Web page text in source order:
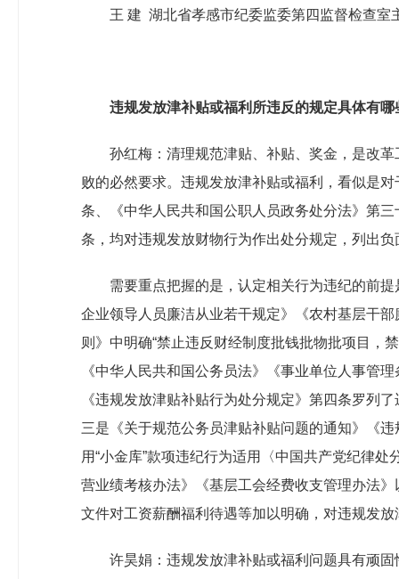
王 建 湖北省孝感市纪委监委第四监督检查室
违规发放津补贴或福利所违反的规定具体有
孙红梅：清理规范津贴、补贴、奖金，是改
败的必然要求。违规发放津补贴或福利，看似是
条、《中华人民共和国公职人员政务处分法》第
条，均对违规发放财物行为作出处分规定，列出负
需要重点把握的是，认定相关行为违纪的前
企业领导人员廉洁从业若干规定》《农村基层干
则》中明确“禁止违反财经制度批钱批物批项目，
《中华人民共和国公务员法》《事业单位人事管
《违规发放津贴补贴行为处分规定》第四条罗列
三是《关于规范公务员津贴补贴问题的通知》《
用“小金库”款项违纪行为适用〈中国共产党纪律
营业绩考核办法》《基层工会经费收支管理办法
文件对工资薪酬福利待遇等加以明确，对违规发
许昊娟：违规发放津补贴或福利问题具有顽